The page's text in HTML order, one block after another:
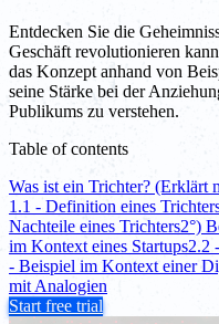
Entdecken Sie die
Geschäft revolutionieren
das Konzept anhand von
seine Stärke bei der
Publikums zu verstehen.
Table of contents
Was ist ein Trichter? (Erklärt
1.1 - Definition eines
Nachteile eines Trichters2°)
im Kontext eines Startups2.2
- Beispiel im Kontext einer
mit Analogien
Start free trial